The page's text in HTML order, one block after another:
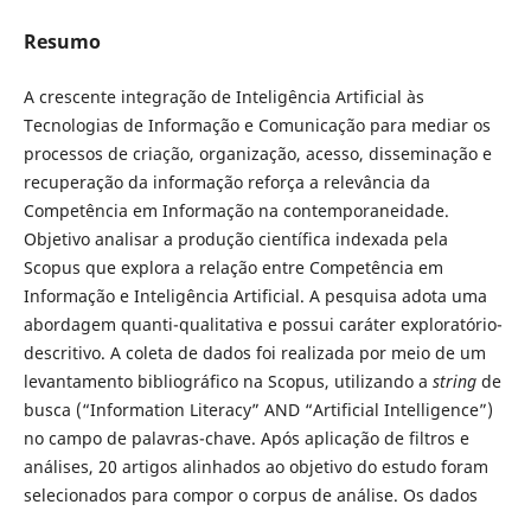
Resumo
A crescente integração de Inteligência Artificial às
Tecnologias de Informação e Comunicação para mediar os
processos de criação, organização, acesso, disseminação e
recuperação da informação reforça a relevância da
Competência em Informação na contemporaneidade.
Objetivo analisar a produção científica indexada pela
Scopus que explora a relação entre Competência em
Informação e Inteligência Artificial. A pesquisa adota uma
abordagem quanti-qualitativa e possui caráter exploratório-
descritivo. A coleta de dados foi realizada por meio de um
levantamento bibliográfico na Scopus, utilizando a stringde
busca (“Information Literacy” AND “Artificial Intelligence”)
no campo de palavras-chave. Após aplicação de filtros e
análises, 20 artigos alinhados ao objetivo do estudo foram
selecionados para compor o corpus de análise. Os dados